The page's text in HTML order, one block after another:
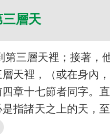
層天
三層天裡；接著，
天裡，（或在身內
章十七節者同字。
指諸天之上的天，